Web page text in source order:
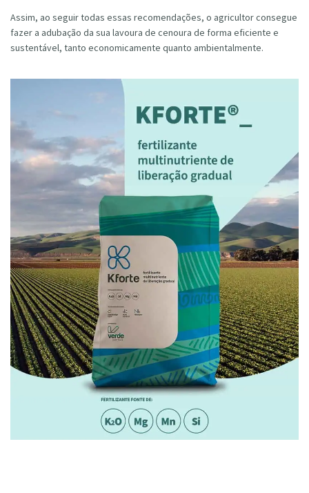
Assim, ao seguir todas essas recomendações, o agricultor consegue
fazer a adubação da sua lavoura de cenoura de forma eficiente e
sustentável, tanto economicamente quanto ambientalmente.